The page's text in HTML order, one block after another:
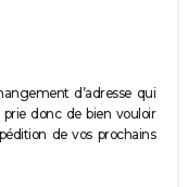
d’adresse qui
prie donc de bien vouloir
de vos prochains